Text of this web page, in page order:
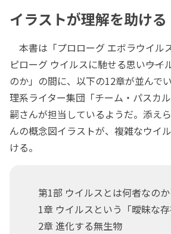
イラストが理解を助ける
本書は「プロローグ エボラウイル
ピローグ ウイルスに馳せる思い――ウ
のか」の間に、以下の12章が並んで
理系ライター集団「チーム・パスカ
嗣さんが担当しているようだ。添え
んの概念図イラストが、複雑なウイ
ける。
第1部 ウイルスとは何者なのか
1章 ウイルスという「曖昧な存
2章 進化する無生物